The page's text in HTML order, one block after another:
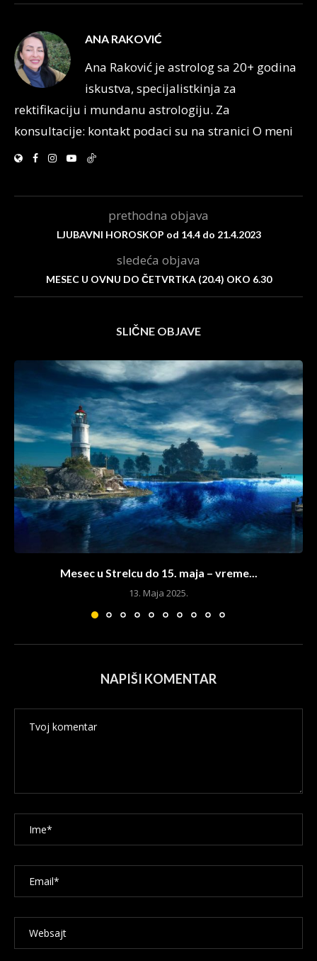
ANA RAKOVIĆ
Ana Raković je astrolog sa 20+ godina
iskustva, specijalistkinja za
rektifikaciju i mundanu astrologiju. Za
konsultacije: kontakt podaci su na stranici O meni
prethodna objava
LJUBAVNI HOROSKOP od 14.4 do 21.4.2023
sledeća objava
MESEC U OVNU DO ČETVRTKA (20.4) OKO 6.30
SLIČNE OBJAVE
Mesec u Strelcu do 15. maja – vreme...
13. Maja 2025.
NAPIŠI KOMENTAR